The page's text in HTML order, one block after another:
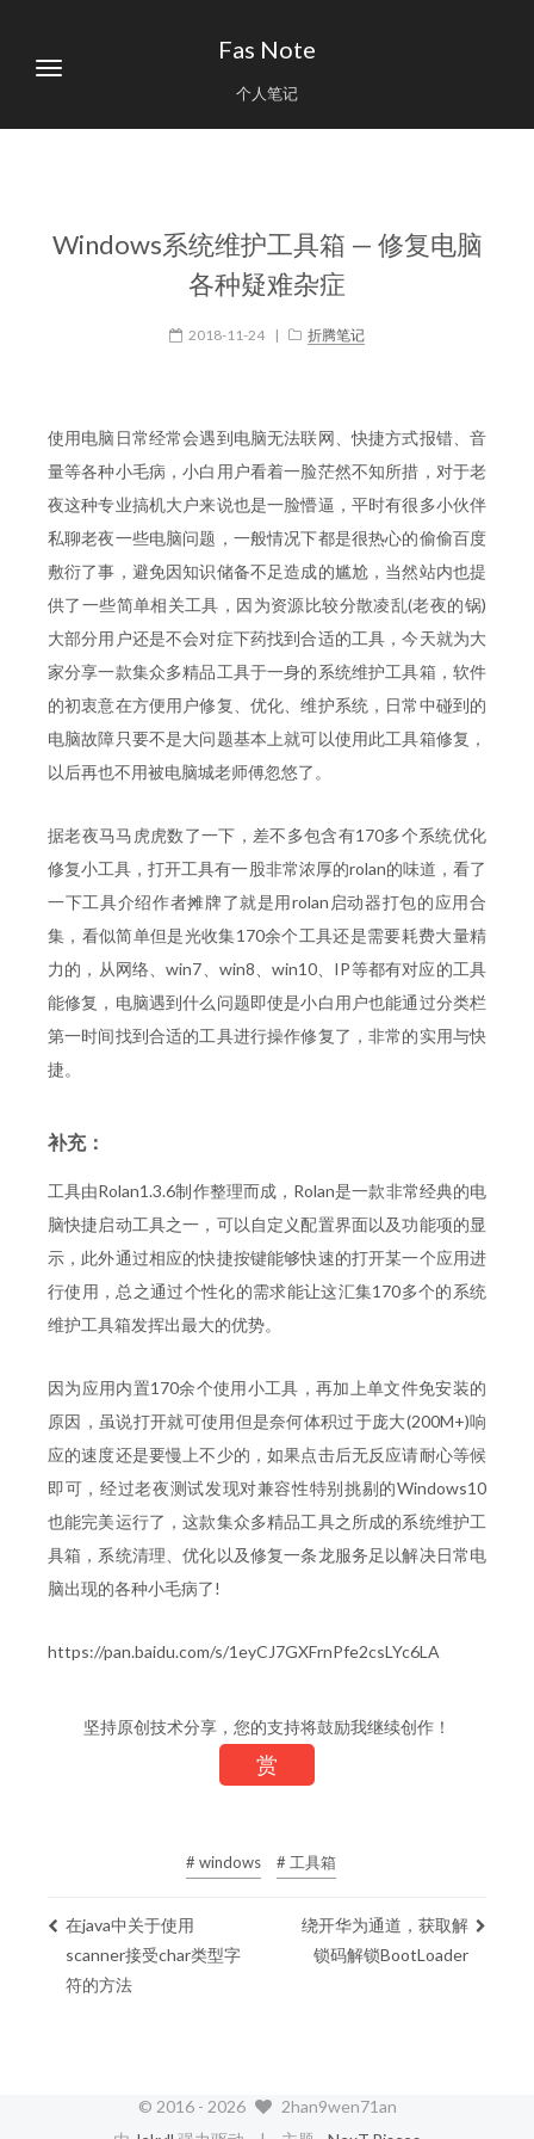
Fas Note
个人笔记
Windows系统维护工具箱 — 修复电脑
各种疑难杂症
2018-11-24 | 折腾笔记
使用电脑日常经常会遇到电脑无法联网、快捷方式报错、音
量等各种小毛病，小白用户看着一脸茫然不知所措，对于老
夜这种专业搞机大户来说也是一脸懵逼，平时有很多小伙伴
私聊老夜一些电脑问题，一般情况下都是很热心的偷偷百度
敷衍了事，避免因知识储备不足造成的尴尬，当然站内也提
供了一些简单相关工具，因为资源比较分散凌乱(老夜的锅)
大部分用户还是不会对症下药找到合适的工具，今天就为大
家分享一款集众多精品工具于一身的系统维护工具箱，软件
的初衷意在方便用户修复、优化、维护系统，日常中碰到的
电脑故障只要不是大问题基本上就可以使用此工具箱修复，
以后再也不用被电脑城老师傅忽悠了。
据老夜马马虎虎数了一下，差不多包含有170多个系统优化
修复小工具，打开工具有一股非常浓厚的rolan的味道，看了
一下工具介绍作者摊牌了就是用rolan启动器打包的应用合
集，看似简单但是光收集170余个工具还是需要耗费大量精
力的，从网络、win7、win8、win10、IP等都有对应的工具
能修复，电脑遇到什么问题即使是小白用户也能通过分类栏
第一时间找到合适的工具进行操作修复了，非常的实用与快
捷。
补充：
工具由Rolan1.3.6制作整理而成，Rolan是一款非常经典的电
脑快捷启动工具之一，可以自定义配置界面以及功能项的显
示，此外通过相应的快捷按键能够快速的打开某一个应用进
行使用，总之通过个性化的需求能让这汇集170多个的系统
维护工具箱发挥出最大的优势。
因为应用内置170余个使用小工具，再加上单文件免安装的
原因，虽说打开就可使用但是奈何体积过于庞大(200M+)响
应的速度还是要慢上不少的，如果点击后无反应请耐心等候
即可，经过老夜测试发现对兼容性特别挑剔的Windows10
也能完美运行了，这款集众多精品工具之所成的系统维护工
具箱，系统清理、优化以及修复一条龙服务足以解决日常电
脑出现的各种小毛病了!
https://pan.baidu.com/s/1eyCJ7GXFrnPfe2csLYc6LA
坚持原创技术分享，您的支持将鼓励我继续创作！
赏
# windows # 工具箱
在java中关于使用
scanner接受char类型字
符的方法
绕开华为通道，获取解
锁码解锁BootLoader
© 2016 - 2026
2han9wen71an